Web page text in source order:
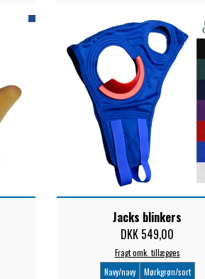
Jacks blinkers
DKK 549,00
Fragt omk. tillægges
Navy/navy
Mørkgrøn/sort